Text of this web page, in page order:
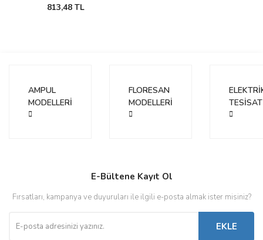
813,48 TL
AMPUL
MODELLERİ
FLORESAN
MODELLERİ
TESİSAT
E-Bültene Kayıt Ol
Fırsatları, kampanya ve duyuruları ile ilgili e-posta almak ister misiniz?
EKLE